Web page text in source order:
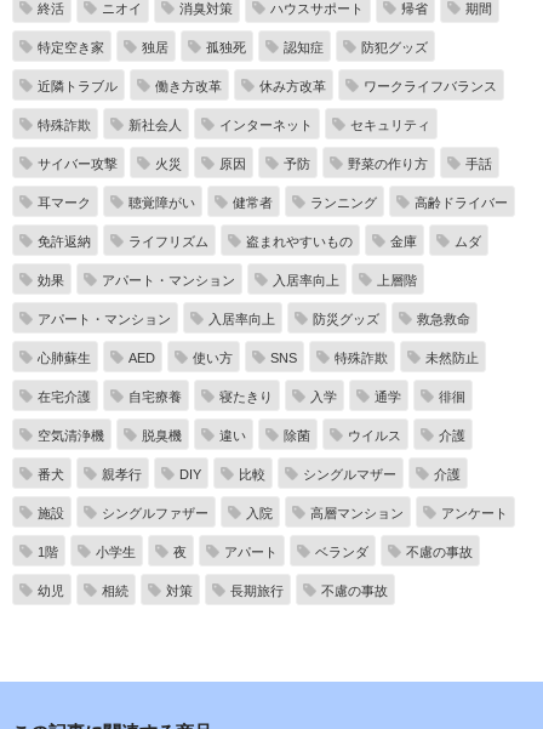
終活 ニオイ 消臭対策 ハウスサポート 帰省 期間
特定空き家 独居 孤独死 認知症 防犯グッズ
近隣トラブル 働き方改革 休み方改革 ワークライフバランス
特殊詐欺 新社会人 インターネット セキュリティ
サイバー攻撃 火災 原因 予防 野菜の作り方 手話
耳マーク 聴覚障がい 健常者 ランニング 高齢ドライバー
免許返納 ライフリズム 盗まれやすいもの 金庫 ムダ
効果 アパート・マンション 入居率向上 上層階
アパート・マンション 入居率向上 防災グッズ 救急救命
心肺蘇生 AED 使い方 SNS 特殊詐欺 未然防止
在宅介護 自宅療養 寝たきり 入学 通学 徘徊
空気清浄機 脱臭機 違い 除菌 ウイルス 介護
番犬 親孝行 DIY 比較 シングルマザー 介護
施設 シングルファザー 入院 高層マンション アンケート
1階 小学生 夜 アパート ベランダ 不慮の事故
幼児 相続 対策 長期旅行 不慮の事故